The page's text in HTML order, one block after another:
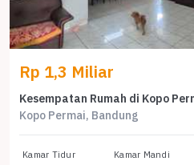
Rp 1,3 Miliar
Kopo Permai, Bandung
Kamar Tidur Kamar Mandi